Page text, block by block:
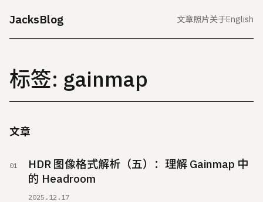
JacksBlog 文章照片关于English
标签: gainmap
文章
HDR 图像格式解析（五）：理解 Gainmap 中
的 Headroom
2025.12.17